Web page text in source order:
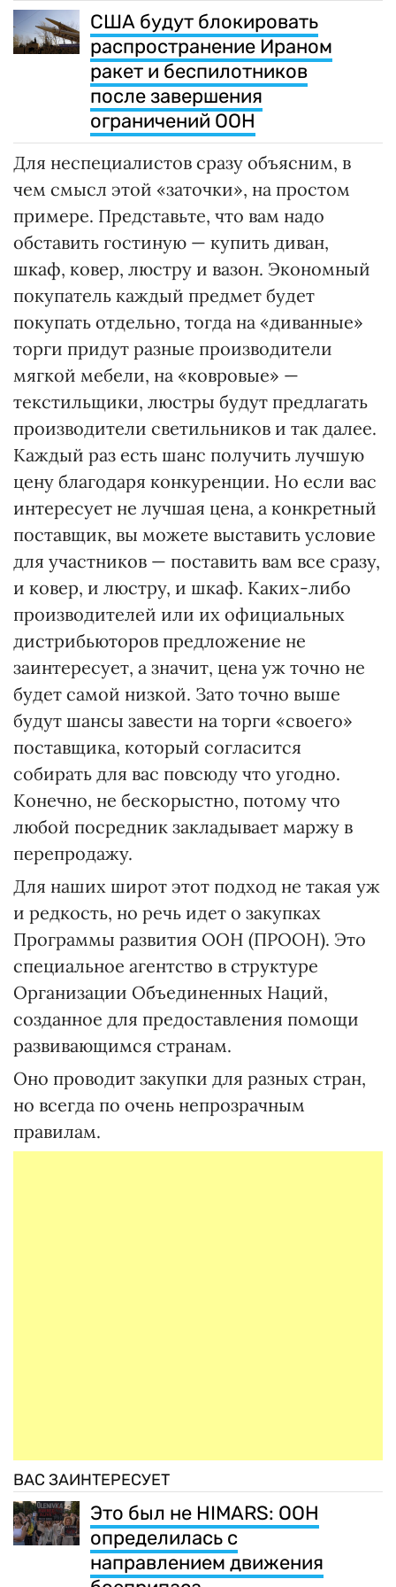
США будут блокировать
распространение Ираном
ракет и беспилотников
после завершения
ограничений ООН
Для неспециалистов сразу объясним, в
чем смысл этой «заточки», на простом
примере. Представьте, что вам надо
обставить гостиную — купить диван,
шкаф, ковер, люстру и вазон. Экономный
покупатель каждый предмет будет
покупать отдельно, тогда на «диванные»
торги придут разные производители
мягкой мебели, на «ковровые» —
текстильщики, люстры будут предлагать
производители светильников и так далее.
Каждый раз есть шанс получить лучшую
цену благодаря конкуренции. Но если вас
интересует не лучшая цена, а конкретный
поставщик, вы можете выставить условие
для участников — поставить вам все сразу,
и ковер, и люстру, и шкаф. Каких-либо
производителей или их официальных
дистрибьюторов предложение не
заинтересует, а значит, цена уж точно не
будет самой низкой. Зато точно выше
будут шансы завести на торги «своего»
поставщика, который согласится
собирать для вас повсюду что угодно.
Конечно, не бескорыстно, потому что
любой посредник закладывает маржу в
перепродажу.
Для наших широт этот подход не такая уж
и редкость, но речь идет о закупках
Программы развития ООН (ПРООН). Это
специальное агентство в структуре
Организации Объединенных Наций,
созданное для предоставления помощи
развивающимся странам.
Оно проводит закупки для разных стран,
но всегда по очень непрозрачным
правилам.
ВАС ЗАИНТЕРЕСУЕТ
Это был не HIMARS: ООН
определилась с
направлением движения